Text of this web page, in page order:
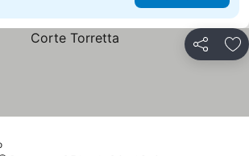
Partilhar